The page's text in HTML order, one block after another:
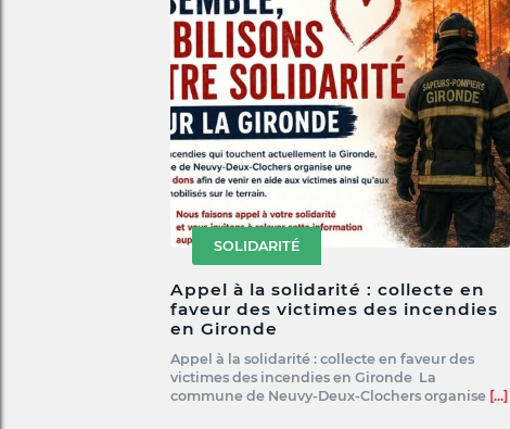
SOLIDARITÉ
Appel à la solidarité : collecte en
faveur des victimes des incendies
en Gironde
Appel à la solidarité : collecte en faveur des
victimes des incendies en Gironde La
commune de Neuvy-Deux-Clochers organise [...]